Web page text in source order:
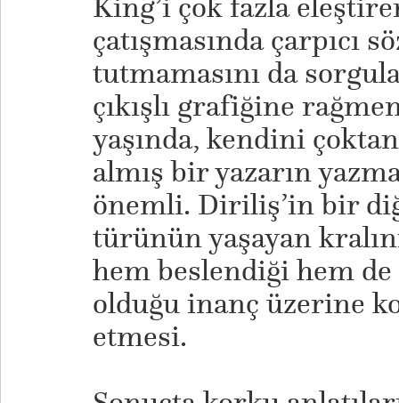
King’i çok fazla
çatışmasında çarpıcı
tutmamasını da
çıkışlı grafiğine
yaşında, kendini
almış bir yazarın
önemli. Diriliş’in bir
türünün yaşayan
hem beslendiği hem de
olduğu inanç üzerine
etmesi.